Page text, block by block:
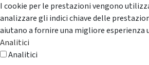
I cookie per le prestazioni vengono
analizzare gli indici chiave delle
aiutano a fornire una migliore
Analitici
Analitici